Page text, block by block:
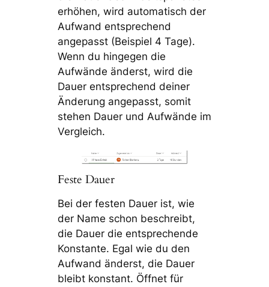
erhöhen, wird automatisch der
Aufwand entsprechend
angepasst (Beispiel 4 Tage).
Wenn du hingegen die
Aufwände änderst, wird die
Dauer entsprechend deiner
Änderung angepasst, somit
stehen Dauer und Aufwände im
Vergleich.
Feste Dauer
Bei der festen Dauer ist, wie
der Name schon beschreibt,
die Dauer die entsprechende
Konstante. Egal wie du den
Aufwand änderst, die Dauer
bleibt konstant. Öffnet für